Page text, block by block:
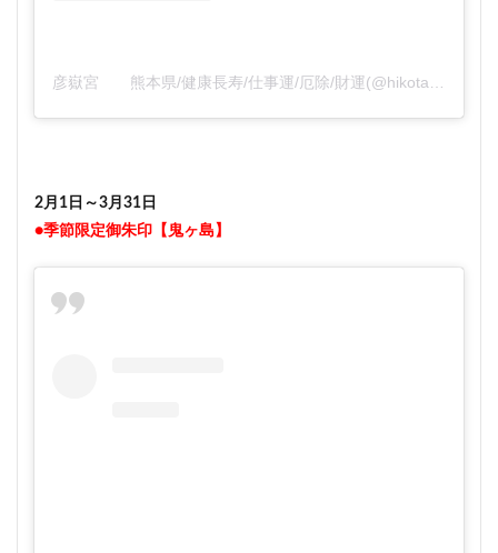
2月1日～3月31日
●季節限定御朱印【鬼ヶ島】